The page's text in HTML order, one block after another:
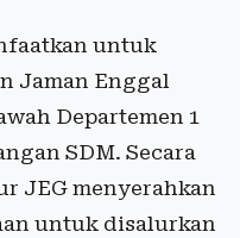
untuk
Jaman Enggal
Departemen 1
SDM. Secara
JEG menyerahkan
untuk disalurkan